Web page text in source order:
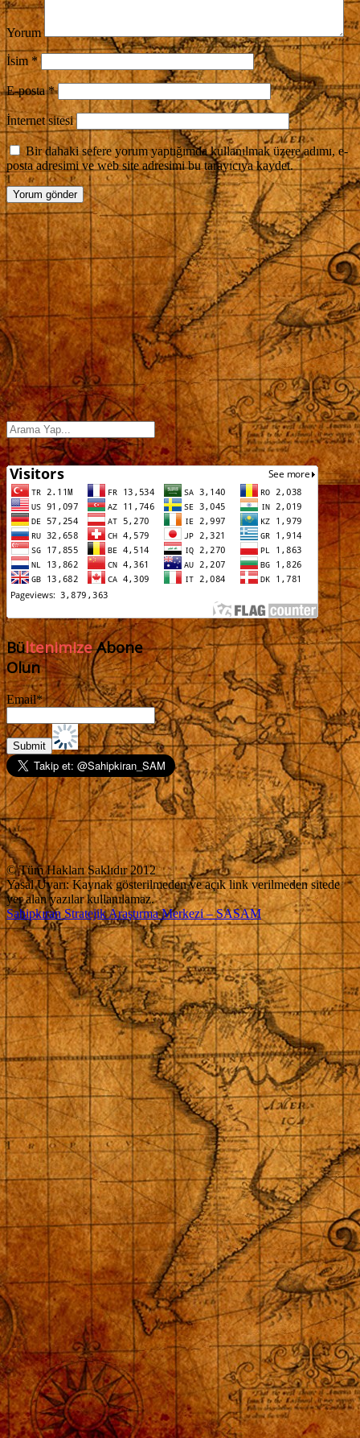
Yorum
İsim *
E-posta*
İnternet sitesi
Bir dahaki sefere yorum yaptığımda kullanılmak üzere adımı, e-
posta adresimi ve web site adresimi bu tarayıcıya kaydet.
BültenimizeAbone
Olun
Email*
© Tüm Hakları Saklıdır 2012
Yasal Uyarı: Kaynak gösterilmeden ve açık link verilmeden sitede
yer alan yazılar kullanılamaz.
Sahipkıran Stratejik Araştırma Merkezi – SASAM